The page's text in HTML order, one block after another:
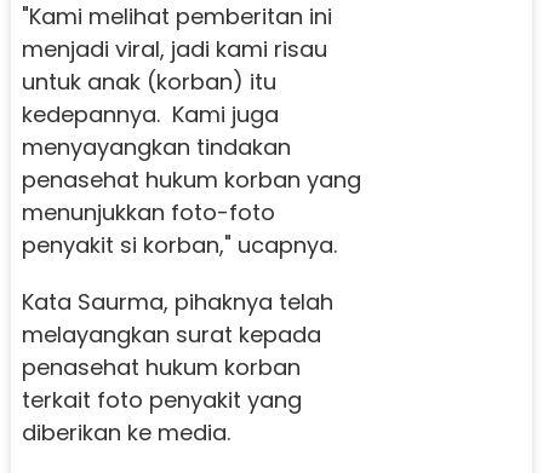
"Kami melihat pemberitan ini
menjadi viral, jadi kami risau
untuk anak (korban) itu
kedepannya. Kami juga
menyayangkan tindakan
penasehat hukum korban yang
menunjukkan foto-foto
penyakit si korban," ucapnya.
Kata Saurma, pihaknya telah
melayangkan surat kepada
penasehat hukum korban
terkait foto penyakit yang
diberikan ke media.